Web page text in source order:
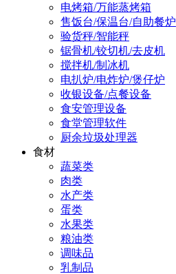
电烤箱/万能蒸烤箱
售饭台/保温台/自助餐炉
验货秤/智能秤
锯骨机/铰切机/去皮机
搅拌机/制冰机
电扒炉/电炸炉/煲仔炉
收银设备/点餐设备
食安管理设备
食堂管理软件
厨余垃圾处理器
食材
蔬菜类
肉类
水产类
蛋类
水果类
粮油类
调味品
乳制品